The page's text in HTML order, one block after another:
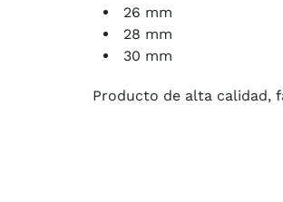
26 mm
28 mm
30 mm
Producto de alta calidad,